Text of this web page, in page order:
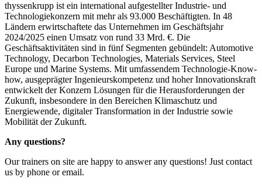
thyssenkrupp ist ein international aufgestellter Industrie- und
Technologiekonzern mit mehr als 93.000 Beschäftigten. In 48
Ländern erwirtschaftete das Unternehmen im Geschäftsjahr
2024/2025 einen Umsatz von rund 33 Mrd. €. Die
Geschäftsaktivitäten sind in fünf Segmenten gebündelt: Automotive
Technology, Decarbon Technologies, Materials Services, Steel
Europe und Marine Systems. Mit umfassendem Technologie-Know-
how, ausgeprägter Ingenieurskompetenz und hoher Innovationskraft
entwickelt der Konzern Lösungen für die Herausforderungen der
Zukunft, insbesondere in den Bereichen Klimaschutz und
Energiewende, digitaler Transformation in der Industrie sowie
Mobilität der Zukunft.
Any questions?
Our trainers on site are happy to answer any questions! Just contact
us by phone or email.